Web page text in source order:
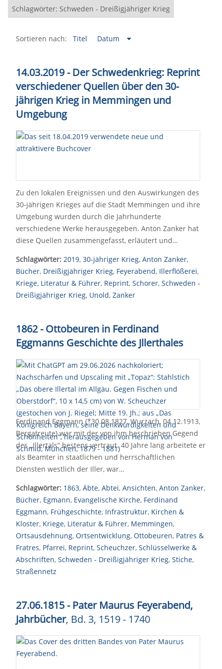
Schlagwörter: Schweden - Dreißigjähriger Krieg
Sortieren nach: Titel Datum
14.03.2019 - Der Schwedenkrieg: Reprint
verschiedener Quellen über den 30-
jährigen Krieg in Memmingen und
Umgebung
Zu den lokalen Ereignissen und den Auswirkungen des
30-jährigen Krieges auf die Stadt Memmingen und ihre
Umgebung wurden durch die Jahrhunderte
verschiedene Werke herausgegeben. Anton Zanker hat
diese Quellen zusammengefasst, erläutert und…
Schlagwörter: 2019, 30-jähriger Krieg, Anton Zanker,
Bücher, Dreißigjähriger Krieg, Feyerabend, Illerflößerei,
Kriege, Literatur & Führer, Reprint, Schorer, Schweden -
Dreißigjähriger Krieg, Unold, Zanker
1862 - Ottobeuren in Ferdinand
Eggmanns Geschichte des Jllerthales
Ferdinand Eggmann (*30.08.1827, Wurzach, 04.12.1913,
Bergatreute) war mit der von ihm beschrieben Gegend
des „Illertals“ bestens vertraut. 40 Jahre lang arbeitete er
als Beamter in staatlichen und herrschaftlichen
Diensten westlich der Iller, war…
Schlagwörter: 1863, Äbte, Abtei, Ansichten, Anton Zanker,
Bücher, Egmann, Evangelische Kirche, Ferdinand
Eggmann, Frühgeschichte, Infrastruktur, Kirchen &
Kloster, Kriege, Literatur & Führer, Memmingen,
Ortsausdehnung, Ortsentwicklung, Ottobeuren, Patres &
Fratres, Pfarrei, Reprint, Scheuchzer, Schlüsselwerke &
Abschriften, Schweden - Dreißigjähriger Krieg, Stiche,
Straßennetz
27.06.1815 - Pater Maurus Feyerabend,
Jahrbücher, Bd. 3, 1519 - 1740